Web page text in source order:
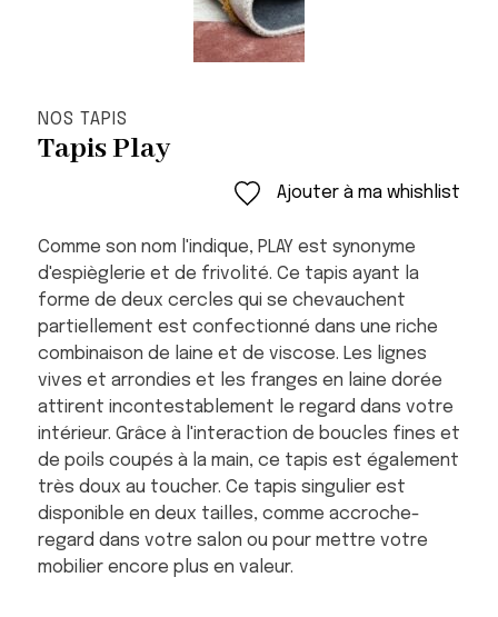
NOS TAPIS
Tapis Play
Ajouter à ma whishlist
Comme son nom l'indique, PLAY est synonyme
d'espièglerie et de frivolité. Ce tapis ayant la
forme de deux cercles qui se chevauchent
partiellement est confectionné dans une riche
combinaison de laine et de viscose. Les lignes
vives et arrondies et les franges en laine dorée
attirent incontestablement le regard dans votre
intérieur. Grâce à l'interaction de boucles fines et
de poils coupés à la main, ce tapis est également
très doux au toucher. Ce tapis singulier est
disponible en deux tailles, comme accroche-
regard dans votre salon ou pour mettre votre
mobilier encore plus en valeur.